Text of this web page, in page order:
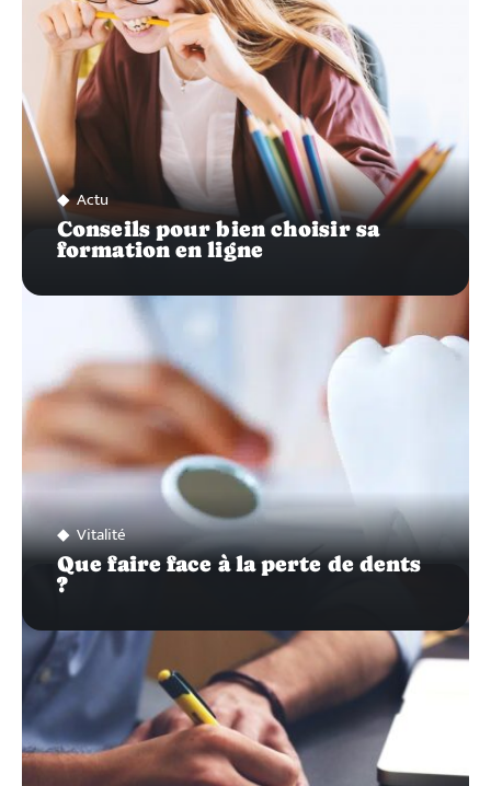
Actu
Conseils pour bien choisir sa
formation en ligne
Vitalité
Que faire face à la perte de dents
?